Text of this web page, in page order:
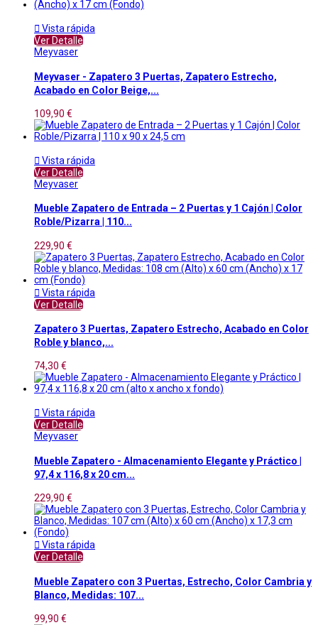
 Vista rápida
Ver Detalle
Meyvaser
Meyvaser - Zapatero 3 Puertas, Zapatero Estrecho,
Acabado en Color Beige,...
109,90 €
 Vista rápida
Ver Detalle
Meyvaser
Mueble Zapatero de Entrada – 2 Puertas y 1 Cajón | Color
Roble/Pizarra | 110...
229,90 €
 Vista rápida
Ver Detalle
Zapatero 3 Puertas, Zapatero Estrecho, Acabado en Color
Roble y blanco,...
74,30 €
 Vista rápida
Ver Detalle
Meyvaser
Mueble Zapatero - Almacenamiento Elegante y Práctico |
97,4 x 116,8 x 20 cm...
229,90 €
 Vista rápida
Ver Detalle
Mueble Zapatero con 3 Puertas, Estrecho, Color Cambria y
Blanco, Medidas: 107...
99,90 €